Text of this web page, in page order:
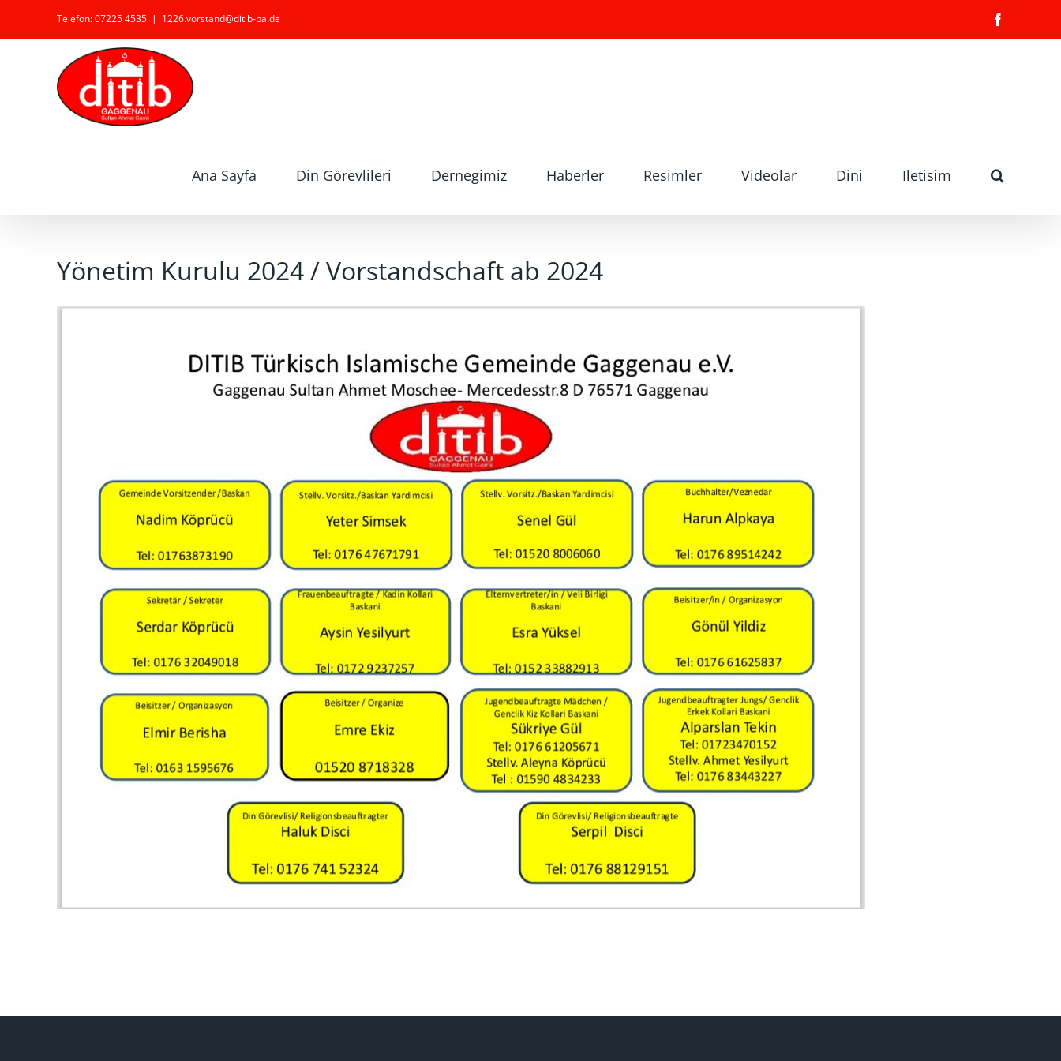
Telefon: 07225 4535 | 1226.vorstand@ditib-ba.de
Ana Sayfa Din Görevlileri Dernegimiz Haberler Resimler Videolar Dini Iletisim
Yönetim Kurulu 2024 / Vorstandschaft ab 2024